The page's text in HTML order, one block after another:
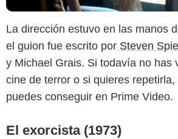
La dirección estuvo en las manos
el guion fue escrito por Steven
y Michael Grais. Si todavía no has
cine de terror o si quieres
puedes conseguir en Prime Video.
El exorcista (1973)